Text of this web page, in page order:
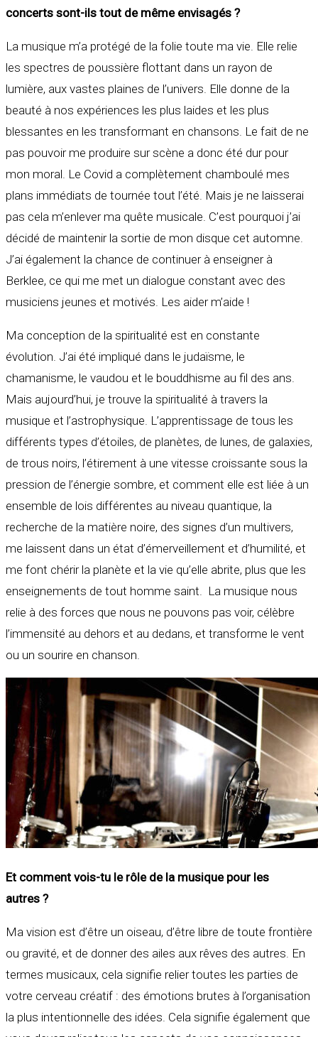
concerts sont-ils tout de même envisagés ?
La musique m’a protégé de la folie toute ma vie. Elle relie
les spectres de poussière flottant dans un rayon de
lumière, aux vastes plaines de l’univers. Elle donne de la
beauté à nos expériences les plus laides et les plus
blessantes en les transformant en chansons. Le fait de ne
pas pouvoir me produire sur scène a donc été dur pour
mon moral. Le Covid a complètement chamboulé mes
plans immédiats de tournée tout l’été. Mais je ne laisserai
pas cela m’enlever ma quête musicale. C’est pourquoi j’ai
décidé de maintenir la sortie de mon disque cet automne.
J’ai également la chance de continuer à enseigner à
Berklee, ce qui me met un dialogue constant avec des
musiciens jeunes et motivés. Les aider m’aide !
Ma conception de la spiritualité est en constante
évolution. J’ai été impliqué dans le judaïsme, le
chamanisme, le vaudou et le bouddhisme au fil des ans.
Mais aujourd’hui, je trouve la spiritualité à travers la
musique et l’astrophysique. L’apprentissage de tous les
différents types d’étoiles, de planètes, de lunes, de galaxies,
de trous noirs, l’étirement à une vitesse croissante sous la
pression de l’énergie sombre, et comment elle est liée à un
ensemble de lois différentes au niveau quantique, la
recherche de la matière noire, des signes d’un multivers,
me laissent dans un état d’émerveillement et d’humilité, et
me font chérir la planète et la vie qu’elle abrite, plus que les
enseignements de tout homme saint. La musique nous
relie à des forces que nous ne pouvons pas voir, célèbre
l’immensité au dehors et au dedans, et transforme le vent
ou un sourire en chanson.
Et comment vois-tu le rôle de la musique pour les
autres ?
Ma vision est d’être un oiseau, d’être libre de toute frontière
ou gravité, et de donner des ailes aux rêves des autres. En
termes musicaux, cela signifie relier toutes les parties de
votre cerveau créatif : des émotions brutes à l’organisation
la plus intentionnelle des idées. Cela signifie également que